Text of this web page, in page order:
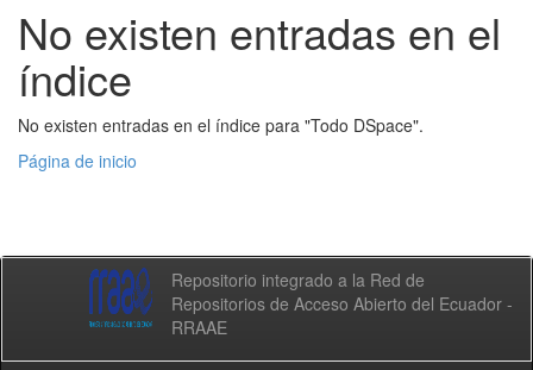
No existen entradas en el
índice
No existen entradas en el índice para "Todo DSpace".
Página de inicio
Repositorio integrado a la Red de
Repositorios de Acceso Abierto del Ecuador -
RRAAE